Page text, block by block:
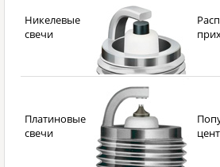
Никелевые
свечи
Платиновые
свечи